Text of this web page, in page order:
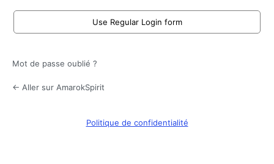
Use Regular Login form
Mot de passe oublié ?
← Aller sur AmarokSpirit
Politique de confidentialité